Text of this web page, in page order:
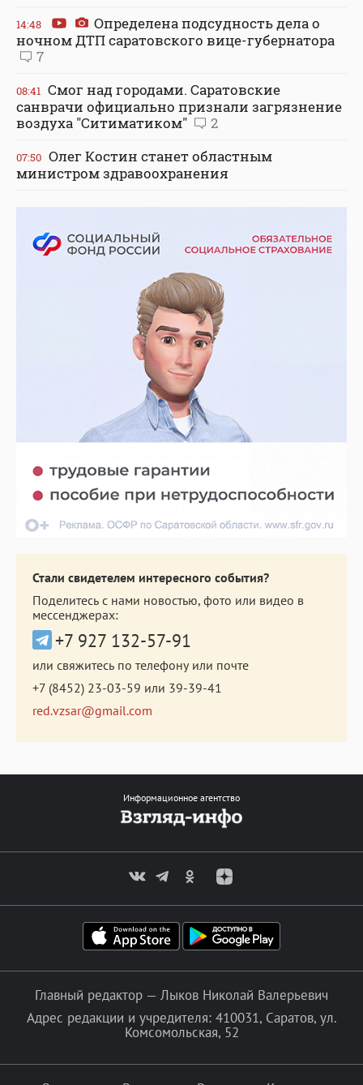
14:48
Определена подсудность дела о
ночном ДТП саратовского вице-губернатора
7
08:41 Смог над городами. Саратовские
санврачи официально признали загрязнение
воздуха "Ситиматиком"
2
07:50 Олег Костин станет областным
министром здравоохранения
Стали свидетелем интересного события?
Поделитесь с нами новостью, фото или видео в
мессенджерах:
+7 927 132-57-91
или свяжитесь по телефону или почте
+7 (8452) 23-03-59 или 39-39-41
red.vzsar@gmail.com
Информационное агентство
Главный редактор — Лыков Николай Валерьевич
Адрес редакции и учредителя: 410031, Саратов, ул.
Комсомольская, 52